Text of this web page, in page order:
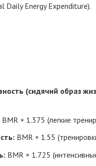
Daily Energy Expenditure).
(сидячий образ
BMR × 1.375 (легкие
BMR × 1.55
BMR × 1.725